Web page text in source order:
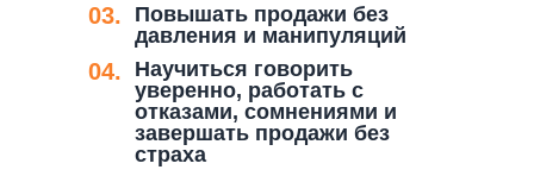
Научиться говорить
уверенно, работать с
отказами, сомнениями и
завершать продажи без
страха
Повышать продажи без
давления и манипуляций
03.
04.